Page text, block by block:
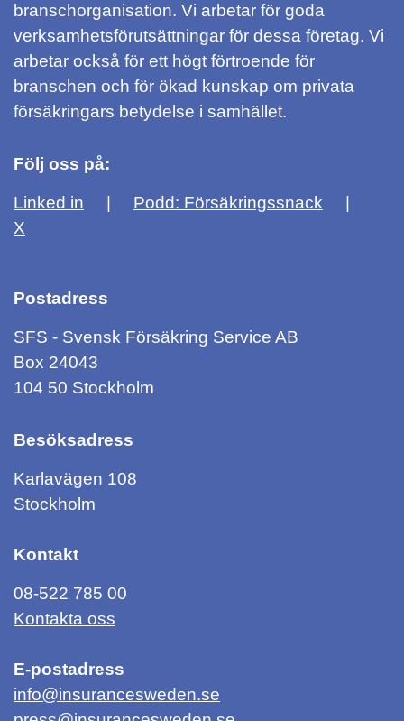
branschorganisation. Vi arbetar för goda
verksamhetsförutsättningar för dessa företag. Vi
arbetar också för ett högt förtroende för
branschen och för ökad kunskap om privata
försäkringars betydelse i samhället.
Följ oss på:
Linked in
Podd: Försäkringssnack
X
Postadress
SFS - Svensk Försäkring Service AB
Box 24043
104 50 Stockholm
Besöksadress
Karlavägen 108
Stockholm
Kontakt
08-522 785 00
Kontakta oss
E-postadress
info@insurancesweden.se